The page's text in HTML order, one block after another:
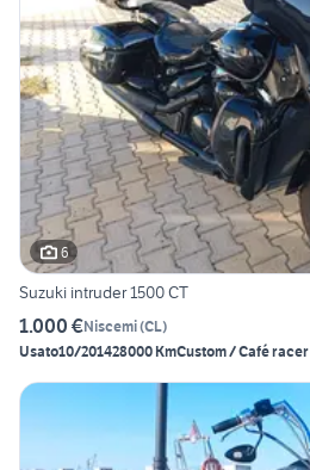
6
Suzuki intruder 1500 CT
1.000 €Niscemi(CL)
Usato10/201428000 KmCustom / Café racer